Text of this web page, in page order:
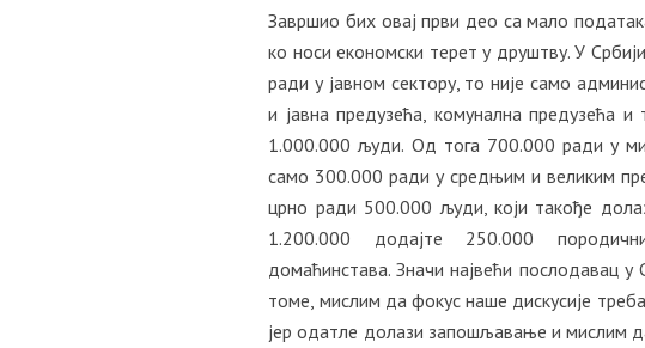
Завршио бих овај први део са мало
ко носи економски терет у друштву. У
ради у јавном сектору, то није само
и јавна предузећа, комунална предузећа
1.000.000 људи. Од тога 700.000 ради у
само 300.000 ради у средњим и великим
црно ради 500.000 људи, који такође
1.200.000 додајте 250.000
домаћинстава. Значи највећи послодавац
томе, мислим да фокус наше дискусије
јер одатле долази запошљавање и мислим